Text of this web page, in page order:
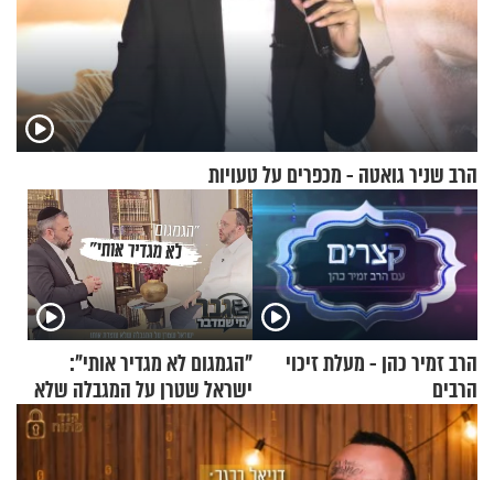
הרב שניר גואטה - מכפרים על טעויות
הרב זמיר כהן - מעלת זיכוי
הרבים
"הגמגום לא מגדיר אותי":
ישראל שטרן על המגבלה שלא
עוצרת אותו